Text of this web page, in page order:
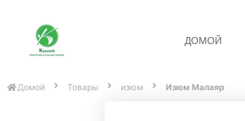
ДОМОЙ
Домой Товары изюм Изюм Малаяр